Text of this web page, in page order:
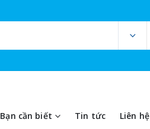
Bạn cần biết Tin tức Liên hệ